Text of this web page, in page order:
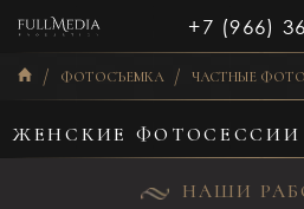
+7 (966)
ФОТОСЪЕМКА ЧАСТНЫЕ
ЖЕНСКИЕ ФОТОСЕССИИ
НАШИ